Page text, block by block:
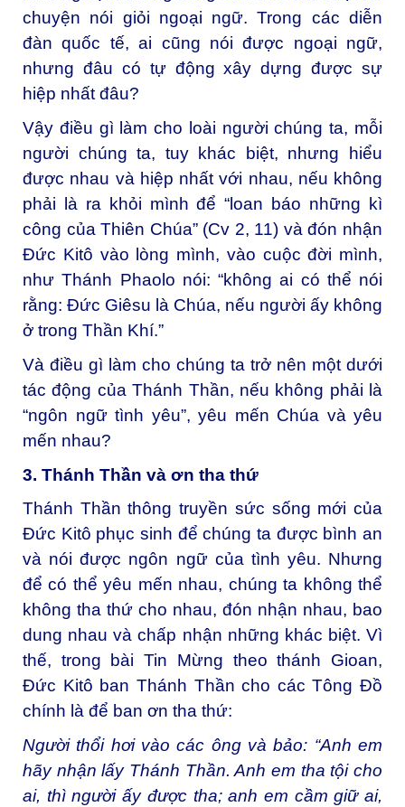
chuyện nói giỏi ngoại ngữ. Trong các diễn
đàn quốc tế, ai cũng nói được ngoại ngữ,
nhưng đâu có tự động xây dựng được sự
hiệp nhất đâu?
Vậy điều gì làm cho loài người chúng ta, mỗi
người chúng ta, tuy khác biệt, nhưng hiểu
được nhau và hiệp nhất với nhau, nếu không
phải là ra khỏi mình để “loan báo những kì
công của Thiên Chúa” (Cv 2, 11) và đón nhận
Đức Kitô vào lòng mình, vào cuộc đời mình,
như Thánh Phaolo nói: “không ai có thể nói
rằng: Đức Giêsu là Chúa, nếu người ấy không
ở trong Thần Khí.”
Và điều gì làm cho chúng ta trở nên một dưới
tác động của Thánh Thần, nếu không phải là
“ngôn ngữ tình yêu”, yêu mến Chúa và yêu
mến nhau?
3. Thánh Thần và ơn tha thứ
Thánh Thần thông truyền sức sống mới của
Đức Kitô phục sinh để chúng ta được bình an
và nói được ngôn ngữ của tình yêu. Nhưng
để có thể yêu mến nhau, chúng ta không thể
không tha thứ cho nhau, đón nhận nhau, bao
dung nhau và chấp nhận những khác biệt. Vì
thế, trong bài Tin Mừng theo thánh Gioan,
Đức Kitô ban Thánh Thần cho các Tông Đồ
chính là để ban ơn tha thứ:
Người thổi hơi vào các ông và bảo: “Anh em
hãy nhận lấy Thánh Thần. Anh em tha tội cho
ai, thì người ấy được tha; anh em cầm giữ ai,